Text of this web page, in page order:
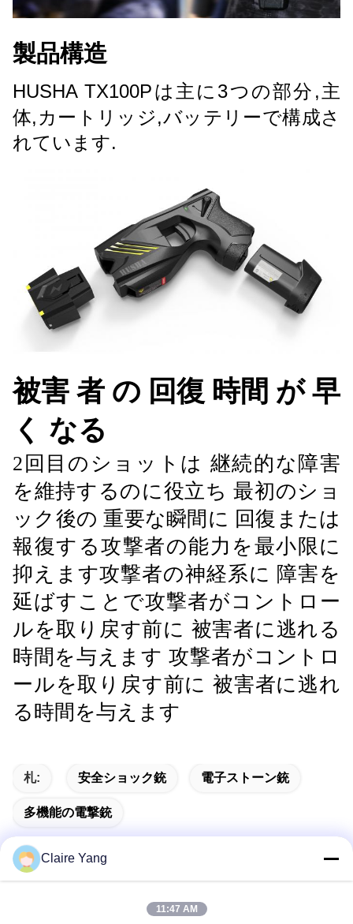
製品構造
HUSHA TX100Pは主に3つの部分,主
体,カートリッジ,バッテリーで構成さ
れています.
被害 者 の 回復 時間 が 早
く なる
2回目のショットは 継続的な障害
を維持するのに役立ち 最初のショ
ック後の 重要な瞬間に 回復または
報復する攻撃者の能力を最小限に
抑えます攻撃者の神経系に 障害を
延ばすことで攻撃者がコントロー
ルを取り戻す前に 被害者に逃れる
時間を与えます 攻撃者がコントロ
ールを取り戻す前に 被害者に逃れ
る時間を与えます
札: 安全ショック銃 電子ストーン銃
多機能の電撃銃
Claire Yang
11:47 AM